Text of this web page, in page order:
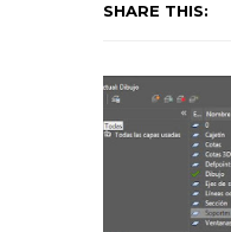
SHARE THIS: